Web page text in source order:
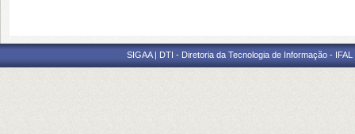
SIGAA | DTI - Diretoria da Tecnologia de Informação -